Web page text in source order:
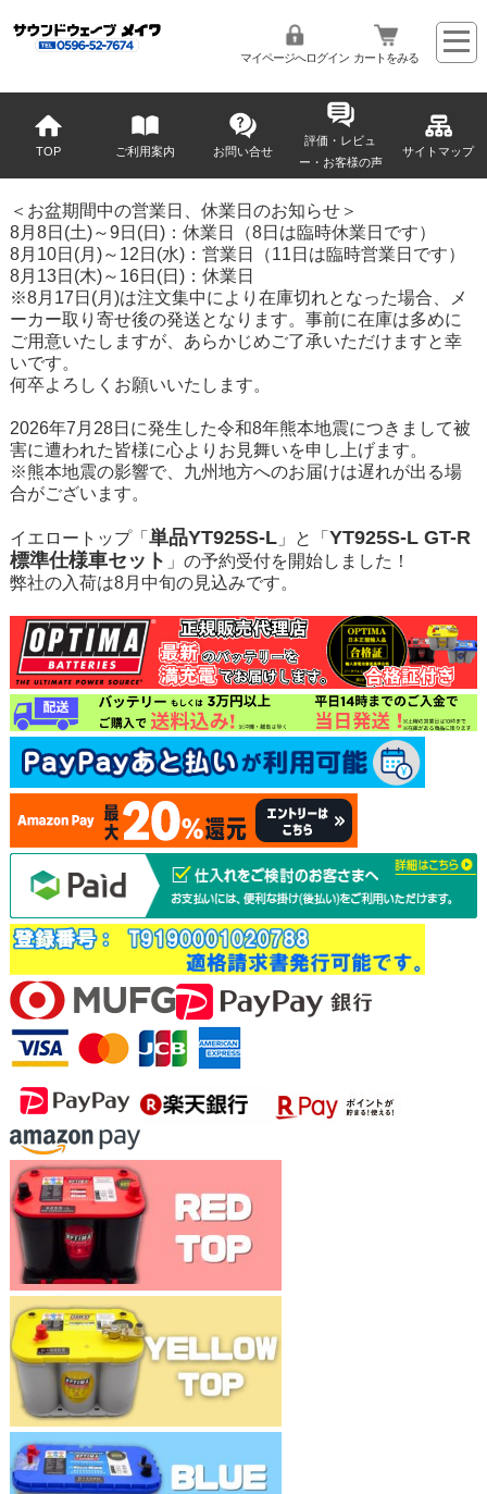
マイページへログイン カートをみる
TOP ご利用案内 お問い合せ
評価・レビュ
ー・お客様の声
サイトマップ
＜お盆期間中の営業日、休業日のお知らせ＞
8月8日(土)～9日(日)：休業日（8日は臨時休業日です）
8月10日(月)～12日(水)：営業日（11日は臨時営業日です）
8月13日(木)～16日(日)：休業日
※8月17日(月)は注文集中により在庫切れとなった場合、メ
ーカー取り寄せ後の発送となります。事前に在庫は多めに
ご用意いたしますが、あらかじめご了承いただけますと幸
いです。
何卒よろしくお願いいたします。
2026年7月28日に発生した令和8年熊本地震につきまして被
害に遭われた皆様に心よりお見舞いを申し上げます。
※熊本地震の影響で、九州地方へのお届けは遅れが出る場
合がございます。
イエロートップ「 単品YT925S-L」と「 YT925S-L GT-R
標準仕様車セット 」の予約受付を開始しました！
弊社の入荷は8月中旬の見込みです。